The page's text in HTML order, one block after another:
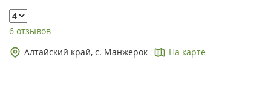
6 отзывов
Алтайский край, с. Манжерок
На карте